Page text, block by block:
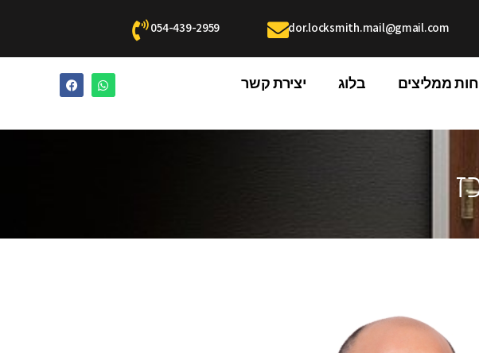
dor.locksmith.mail@gmail.com
054-439-2959
ממליצים בלוג יצירת קשר